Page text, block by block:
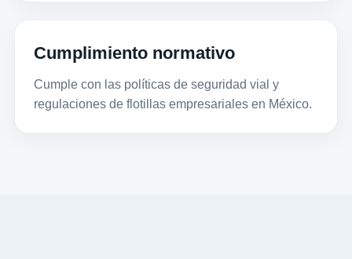
Cumplimiento normativo
Cumple con las políticas de seguridad vial y
regulaciones de flotillas empresariales en México.